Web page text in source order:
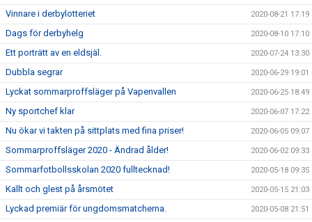
Vinnare i derbylotteriet 2020-08-21 17:19
Dags för derbyhelg 2020-08-10 17:10
Ett porträtt av en eldsjäl. 2020-07-24 13:30
Dubbla segrar 2020-06-29 19:01
Lyckat sommarproffsläger på Vapenvallen 2020-06-25 18:49
Ny sportchef klar 2020-06-07 17:22
Nu ökar vi takten på sittplats med fina priser! 2020-06-05 09:07
Sommarproffsläger 2020 - Ändrad ålder! 2020-06-02 09:33
Sommarfotbollsskolan 2020 fulltecknad! 2020-05-18 09:35
Kallt och glest på årsmötet 2020-05-15 21:03
Lyckad premiär för ungdomsmatcherna. 2020-05-08 21:51